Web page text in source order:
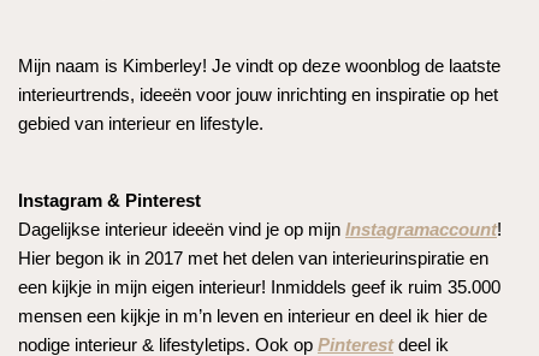
Mijn naam is Kimberley! Je vindt op deze woonblog de laatste
interieurtrends, ideeën voor jouw inrichting en inspiratie op het
gebied van interieur en lifestyle.
Instagram & Pinterest
Dagelijkse interieur ideeën vind je op mijn Instagramaccount!
Hier begon ik in 2017 met het delen van interieurinspiratie en
een kijkje in mijn eigen interieur! Inmiddels geef ik ruim 35.000
mensen een kijkje in m’n leven en interieur en deel ik hier de
nodige interieur & lifestyletips. Ook op Pinterestdeel ik